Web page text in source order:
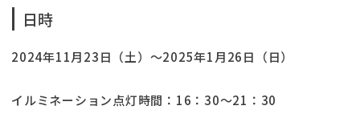
日時
2024年11月23日（土）〜2025年1月26日（日）
イルミネーション点灯時間：16：30〜21：30